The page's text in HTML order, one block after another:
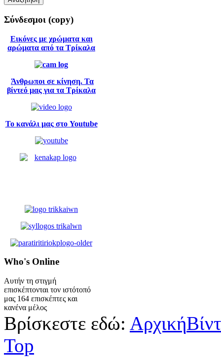
Σύνδεσμοι (copy)
Εικόνες με χρώματα και
αρώματα από τα Τρίκαλα
Άνθρωποι σε κίνηση. Τα
βίντεό μας για τα Τρίκαλα
Το κανάλι μας στο Youtube
Who's Online
Αυτήν τη στιγμή
επισκέπτονται τον ιστότοπό
μας 164 επισκέπτες και
κανένα μέλος
Βρίσκεστε εδώ: Αρχική
Top